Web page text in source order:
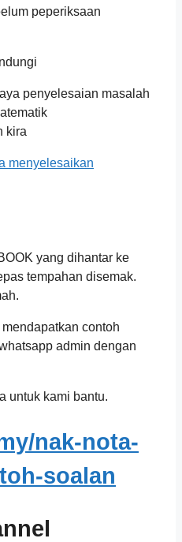
peperiksaan
penyelesaian masalah
kira
yang dihantar ke
tempahan disemak.
contoh
admin dengan
untuk kami bantu.
nak-nota-
soalan